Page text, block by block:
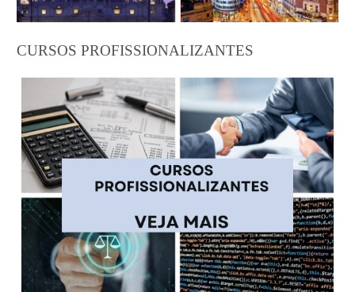
CURSOS PROFISSIONALIZANTES